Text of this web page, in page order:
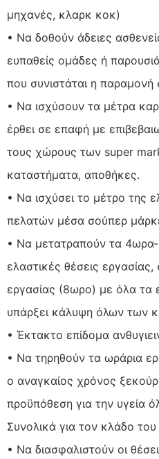
μηχανές, κλαρκ κοκ)
• Να δοθούν άδειες
ευπαθείς ομάδες ή
που συνιστάται η παραμονή
• Να ισχύσουν τα μέτρα
έρθει σε επαφή με
τους χώρους των super
καταστήματα, αποθήκες.
• Να ισχύσει το μέτρο της
πελατών μέσα σούπερ
• Να μετατραπούν τα 4ωρα-
ελαστικές θέσεις
εργασίας (8ωρο) με όλα τα
υπάρξει κάλυψη όλων των
• Έκτακτο επίδομα
• Να τηρηθούν τα ωράρια
ο αναγκαίος χρόνος
προϋπόθεση για την υγεία
Συνολικά για τον κλάδο του
• Να διασφαλιστούν οι